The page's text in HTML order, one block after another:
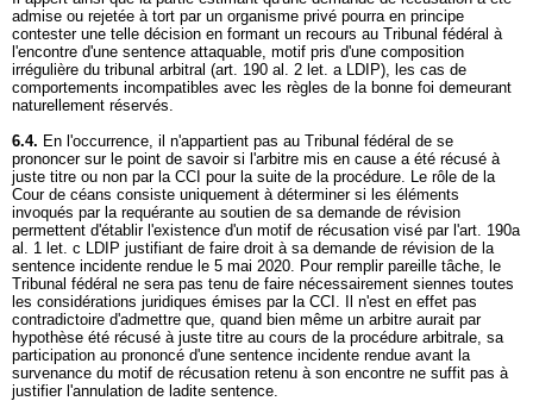
admise ou rejetée à tort par un organisme privé pourra en principe
contester une telle décision en formant un recours au Tribunal fédéral à
l'encontre d'une sentence attaquable, motif pris d'une composition
irrégulière du tribunal arbitral (art. 190 al. 2 let. a LDIP), les cas de
comportements incompatibles avec les règles de la bonne foi demeurant
naturellement réservés.
6.4. En l'occurrence, il n'appartient pas au Tribunal fédéral de se
prononcer sur le point de savoir si l'arbitre mis en cause a été récusé à
juste titre ou non par la CCI pour la suite de la procédure. Le rôle de la
Cour de céans consiste uniquement à déterminer si les éléments
invoqués par la requérante au soutien de sa demande de révision
permettent d'établir l'existence d'un motif de récusation visé par l'art. 190a
al. 1 let. c LDIP justifiant de faire droit à sa demande de révision de la
sentence incidente rendue le 5 mai 2020. Pour remplir pareille tâche, le
Tribunal fédéral ne sera pas tenu de faire nécessairement siennes toutes
les considérations juridiques émises par la CCI. Il n'est en effet pas
contradictoire d'admettre que, quand bien même un arbitre aurait par
hypothèse été récusé à juste titre au cours de la procédure arbitrale, sa
participation au prononcé d'une sentence incidente rendue avant la
survenance du motif de récusation retenu à son encontre ne suffit pas à
justifier l'annulation de ladite sentence.